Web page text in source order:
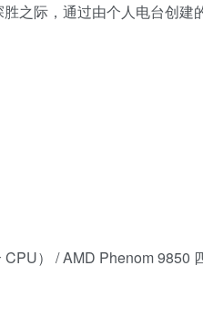
之际，通过由个人电台创建
） / AMD Phenom 9850